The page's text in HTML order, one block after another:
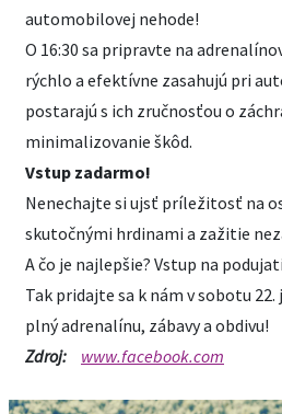
automobilovej nehode!
O 16:30 sa pripravte na
rýchlo a efektívne zasahujú pri
postarajú s ich zručnosťou o
minimalizovanie škôd.
Vstup zadarmo!
Nenechajte si ujsť príležitosť na
skutočnými hrdinami a zažitie
A čo je najlepšie? Vstup na
Tak pridajte sa k nám v sobotu 22.
plný adrenalínu, zábavy a obdivu!
Zdroj:
www.facebook.com